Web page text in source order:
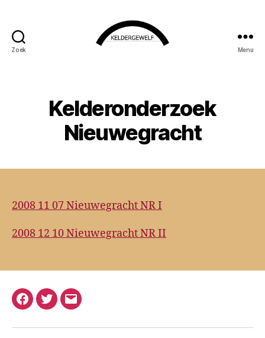
Zoek Menu
Kelderonderzoek
Nieuwegracht
2008 11 07 Nieuwegracht NR I
2008 12 10 Nieuwegracht NR II
Facebook
Twitter
E-